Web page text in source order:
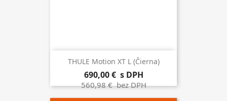
THULE Motion XT L (čierna)
690,00 € s DPH
560,98 €bez DPH